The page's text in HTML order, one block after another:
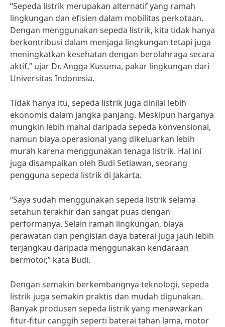
“Sepeda listrik merupakan alternatif yang ramah
lingkungan dan efisien dalam mobilitas perkotaan.
Dengan menggunakan sepeda listrik, kita tidak hanya
berkontribusi dalam menjaga lingkungan tetapi juga
meningkatkan kesehatan dengan berolahraga secara
aktif,” ujar Dr. Angga Kusuma, pakar lingkungan dari
Universitas Indonesia.
Tidak hanya itu, sepeda listrik juga dinilai lebih
ekonomis dalam jangka panjang. Meskipun harganya
mungkin lebih mahal daripada sepeda konvensional,
namun biaya operasional yang dikeluarkan lebih
murah karena menggunakan tenaga listrik. Hal ini
juga disampaikan oleh Budi Setiawan, seorang
pengguna sepeda listrik di Jakarta.
“Saya sudah menggunakan sepeda listrik selama
setahun terakhir dan sangat puas dengan
performanya. Selain ramah lingkungan, biaya
perawatan dan pengisian daya baterai juga jauh lebih
terjangkau daripada menggunakan kendaraan
bermotor,” kata Budi.
Dengan semakin berkembangnya teknologi, sepeda
listrik juga semakin praktis dan mudah digunakan.
Banyak produsen sepeda listrik yang menawarkan
fitur-fitur canggih seperti baterai tahan lama, motor